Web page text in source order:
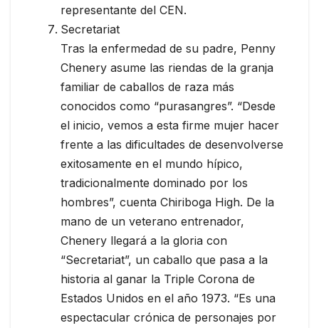
representante del CEN.
Secretariat
Tras la enfermedad de su padre, Penny
Chenery asume las riendas de la granja
familiar de caballos de raza más
conocidos como “purasangres”. “Desde
el inicio, vemos a esta firme mujer hacer
frente a las dificultades de desenvolverse
exitosamente en el mundo hípico,
tradicionalmente dominado por los
hombres”, cuenta Chiriboga High. De la
mano de un veterano entrenador,
Chenery llegará a la gloria con
“Secretariat”, un caballo que pasa a la
historia al ganar la Triple Corona de
Estados Unidos en el año 1973. “Es una
espectacular crónica de personajes por